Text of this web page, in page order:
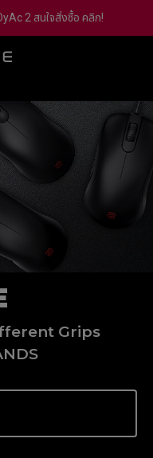
2 สนใจสั่งซื้อ คลิก!
Grips